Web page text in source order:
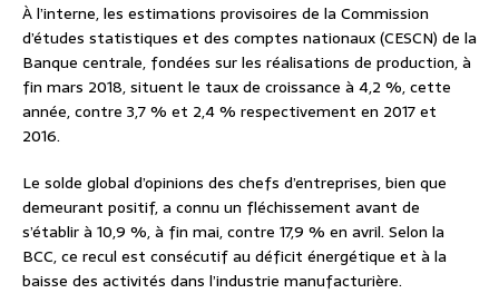
À l’interne, les estimations provisoires de la Commission
d’études statistiques et des comptes nationaux (CESCN) de la
Banque centrale, fondées sur les réalisations de production, à
fin mars 2018, situent le taux de croissance à 4,2 %, cette
année, contre 3,7 % et 2,4 % respectivement en 2017 et
2016.
Le solde global d’opinions des chefs d’entreprises, bien que
demeurant positif, a connu un fléchissement avant de
s’établir à 10,9 %, à fin mai, contre 17,9 % en avril. Selon la
BCC, ce recul est consécutif au déficit énergétique et à la
baisse des activités dans l’industrie manufacturière.